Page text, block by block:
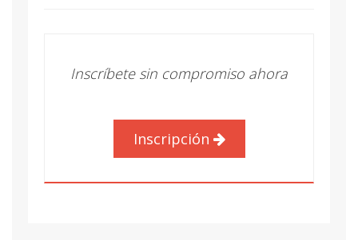
Inscríbete sin compromiso ahora
Inscripción